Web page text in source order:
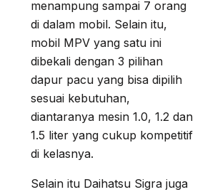
menampung sampai 7 orang
di dalam mobil. Selain itu,
mobil MPV yang satu ini
dibekali dengan 3 pilihan
dapur pacu yang bisa dipilih
sesuai kebutuhan,
diantaranya mesin 1.0, 1.2 dan
1.5 liter yang cukup kompetitif
di kelasnya.
Selain itu Daihatsu Sigra juga